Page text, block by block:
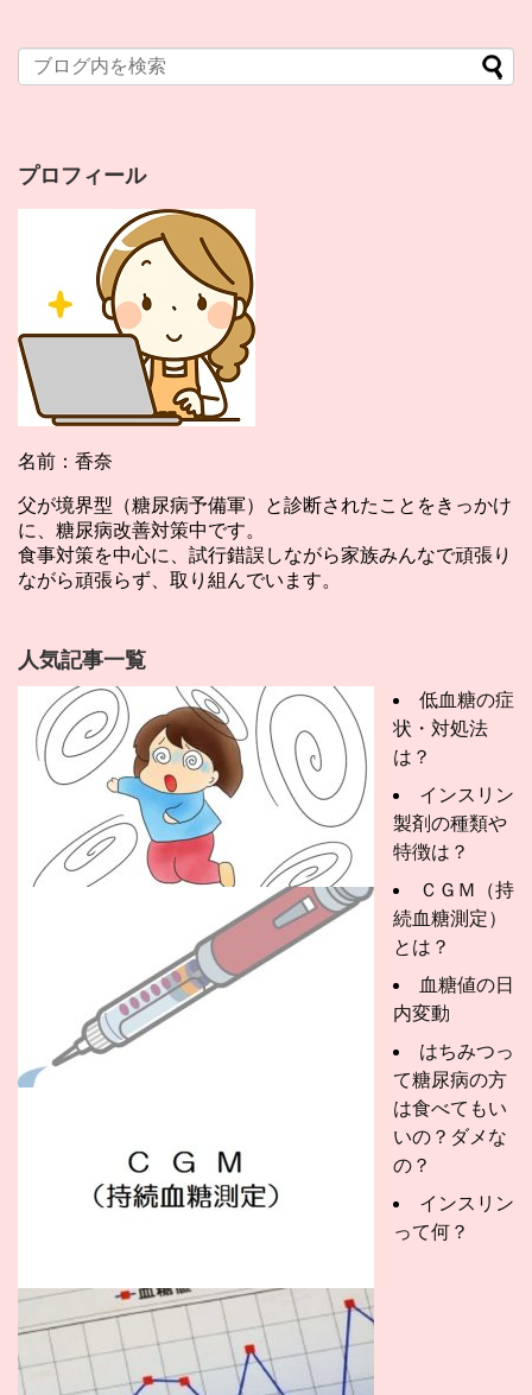
プロフィール
名前：香奈
父が境界型（糖尿病予備軍）と診断されたことをきっかけ
に、糖尿病改善対策中です。
食事対策を中心に、試行錯誤しながら家族みんなで頑張り
ながら頑張らず、取り組んでいます。
人気記事一覧
低血糖の症
状・対処法
は？
インスリン
製剤の種類や
特徴は？
ＣＧＭ（持
続血糖測定）
とは？
血糖値の日
内変動
はちみつっ
て糖尿病の方
は食べてもい
いの？ダメな
の？
インスリン
って何？